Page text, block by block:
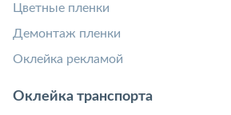
Цветные пленки
Демонтаж пленки
Оклейка рекламой
Оклейка транспорта